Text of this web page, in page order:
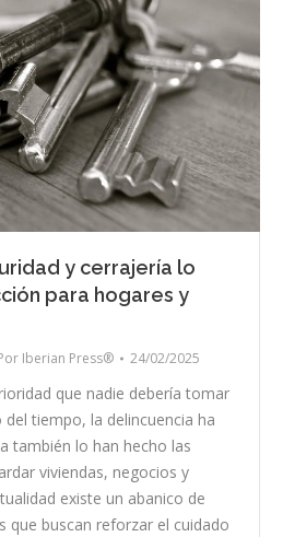
y cerrajería lo
para hogares y
Iberian Press® 24/02/2025
que nadie debería tomar
del tiempo, la delincuencia ha
también lo han hecho las
viviendas, negocios y
existe un abanico de
que buscan reforzar el cuidado